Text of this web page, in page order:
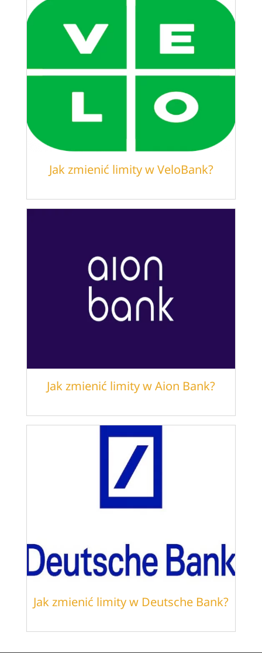
Jak zmienić limity w VeloBank?
Jak zmienić limity w Aion Bank?
Jak zmienić limity w Deutsche Bank?